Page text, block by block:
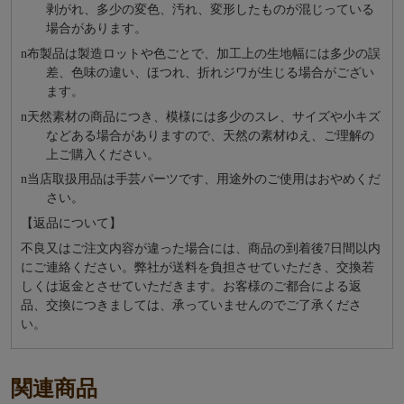
剥がれ、多少の変色、汚れ、変形したものが混じっている
場合があります。
n布製品は製造ロットや色ごとで、加工上の生地幅には多少の誤
差、色味の違い、ほつれ、折れジワが生じる場合がござい
ます。
n天然素材の商品につき、模様には多少のスレ、サイズや小キズ
などある場合がありますので、天然の素材ゆえ、ご理解の
上ご購入ください。
n当店取扱用品は⼿芸パーツです、⽤途外のご使⽤はおやめくだ
さい。
【返品について】
不良又はご注文内容が違った場合には、商品の到着後7日間以内
にご連絡ください。弊社が送料を負担させていただき、交換若
しくは返金とさせていただきます。お客様のご都合による返
品、交換につきましては、承っていませんのでご了承くださ
い。
関連商品